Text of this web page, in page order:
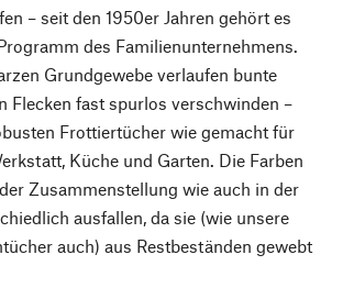
– seit den 1950er Jahren gehört es
des Familienunternehmens.
Grundgewebe verlaufen bunte
Flecken fast spurlos verschwinden –
Frottiertücher wie gemacht für
Küche und Garten. Die Farben
Zusammenstellung wie auch in der
ausfallen, da sie (wie unsere
auch) aus Restbeständen gewebt